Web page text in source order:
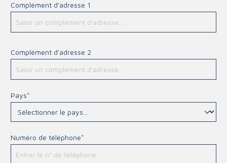
Complément d'adresse 1
Complément d'adresse 2
Pays*
Numéro de téléphone*